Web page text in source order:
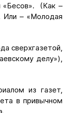
«Бесов». (Как –
Или – «Молодая
сверхгазетой,
делу»),
из газет,
в привычном